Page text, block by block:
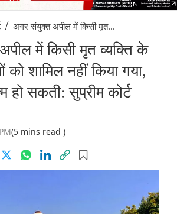
/ अगर संयुक्त अपील में किसी मृत...
में किसी मृत व्यक्ति के
को शामिल नहीं किया गया,
हो सकती: सुप्रीम कोर्ट
(5 mins read )